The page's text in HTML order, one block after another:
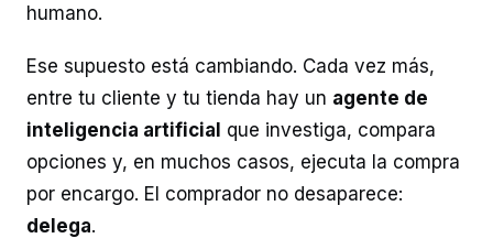
humano.
Ese supuesto está cambiando. Cada vez más,
entre tu cliente y tu tienda hay un agente de
inteligencia artificial que investiga, compara
opciones y, en muchos casos, ejecuta la compra
por encargo. El comprador no desaparece:
delega.